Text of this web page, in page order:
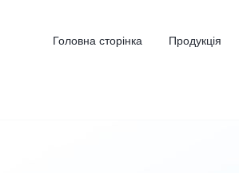
Головна сторінка Продукція